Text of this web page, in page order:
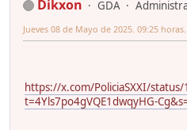
Dikxon GDA
Jueves 08 de Mayo de 2025. 09:25 horas.
https://x.com/PoliciaSXXI/
t=4Yls7po4gVQE1dwqyHG-